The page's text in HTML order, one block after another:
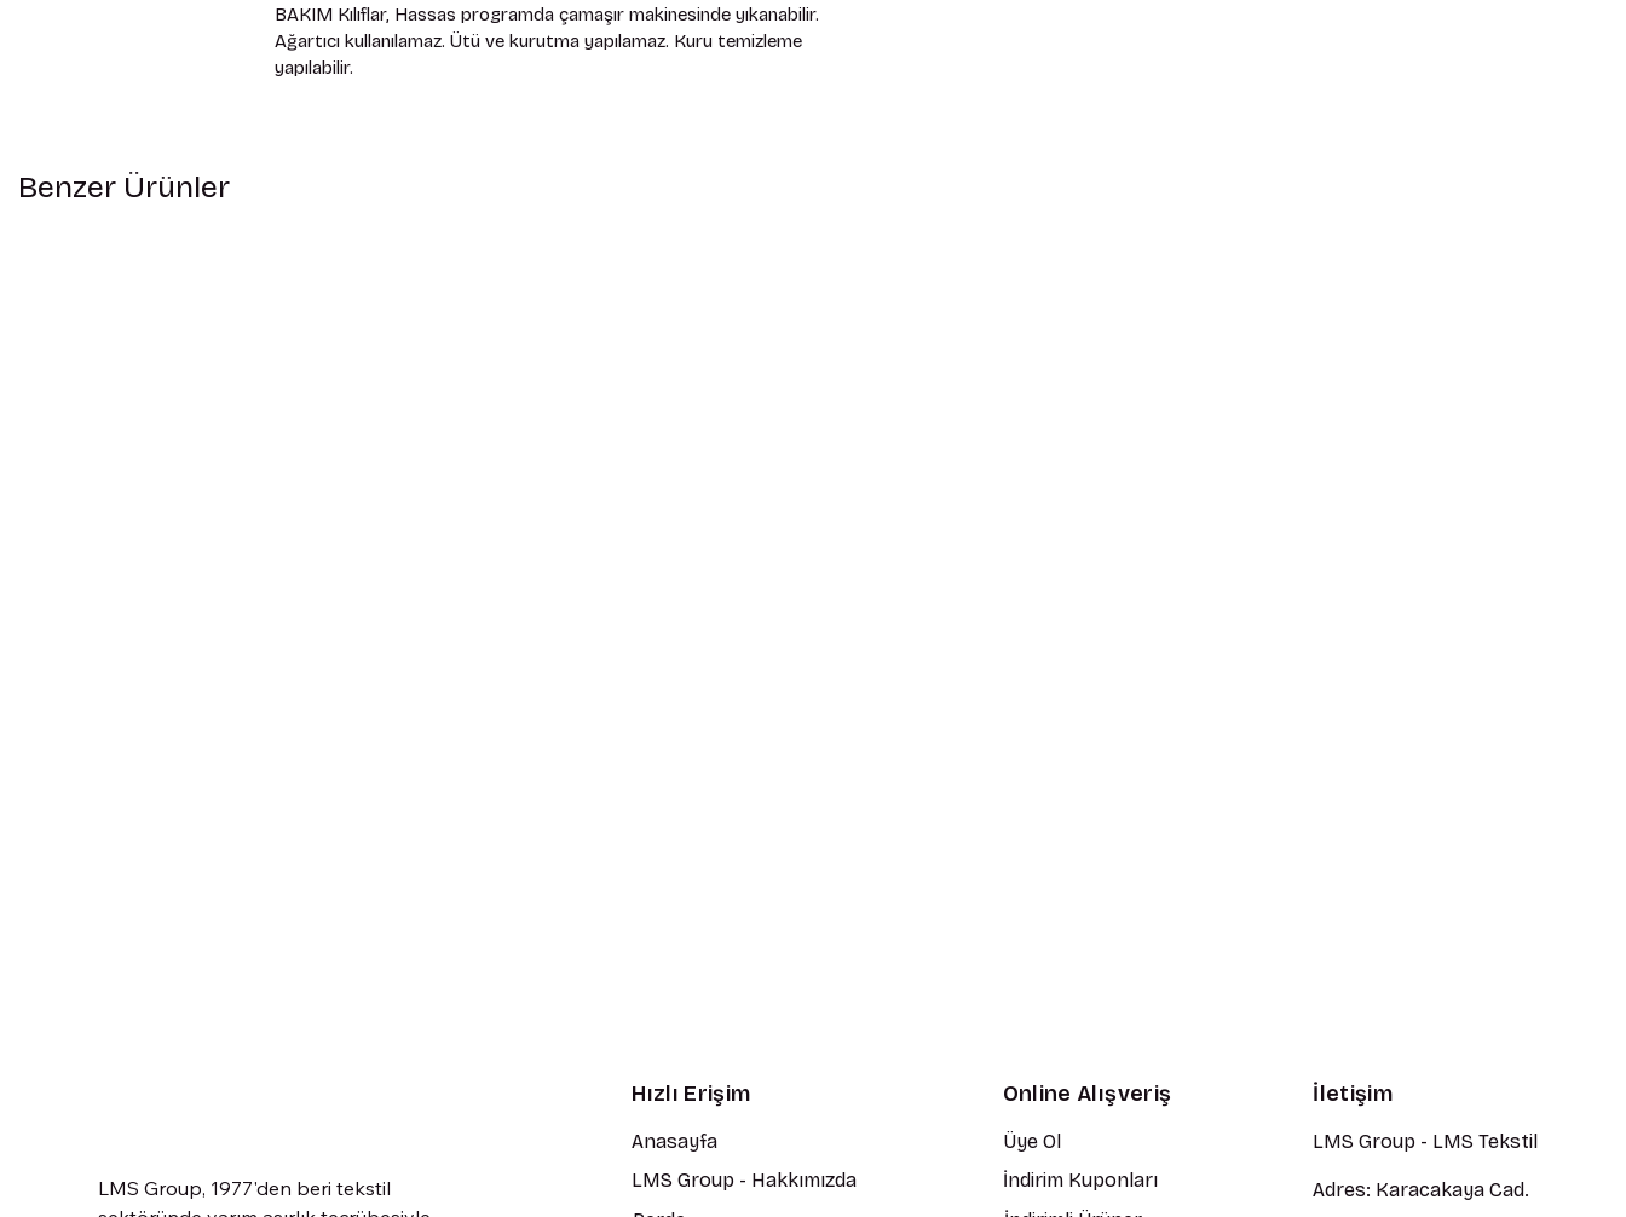
BAKIM Kılıflar, Hassas programda çamaşır makinesinde yıkanabilir.
Ağartıcı kullanılamaz. Ütü ve kurutma yapılamaz. Kuru temizleme
yapılabilir.
Benzer Ürünler
LMS Group, 1977'den beri tekstil
Hızlı Erişim
Anasayfa
LMS Group - Hakkımızda
Online Alışveriş
Üye Ol
İndirim Kuponları
İletişim
LMS Group - LMS Tekstil
Adres: Karacakaya Cad.